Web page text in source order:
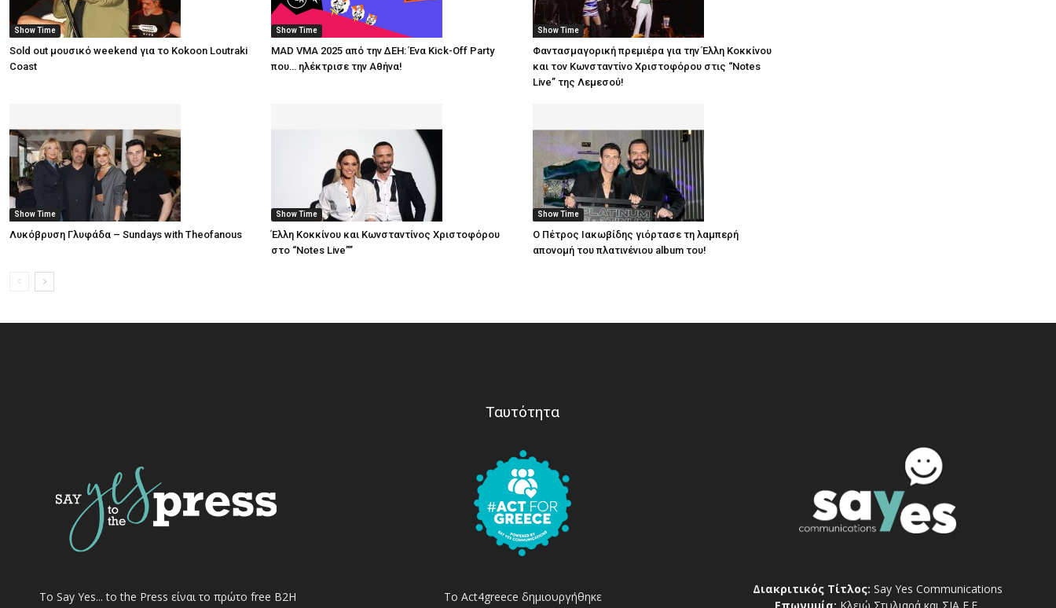
Show Time
Sold out μουσικό weekend για το Kokoon Loutraki
Coast
Show Time
MAD VMA 2025 από την ΔΕΗ: Ένα Kick-Off Party
που… ηλέκτρισε την Αθήνα!
Show Time
Φαντασμαγορική πρεμιέρα για την Έλλη Κοκκίνου
και τον Κωνσταντίνο Χριστοφόρου στις “Notes
Live” της Λεμεσού!
Show Time
Λυκόβρυση Γλυφάδα – Sundays with Theofanous
Show Time
Έλλη Κοκκίνου και Κωνσταντίνος Χριστοφόρου
στο “Notes Live””
Show Time
O Πέτρος Ιακωβίδης γιόρτασε τη λαμπερή
απονομή του πλατινένιου album του!
Το Say Yes... to the Press είναι το πρώτο free Β2Η
Ταυτότητα
Το Act4greece δημιουργήθηκε
Διακριτικός Τίτλος: Say Yes Communications
Επωνυμία: Κλειώ Στυλιαρά και ΣΙΑ Ε.Ε.